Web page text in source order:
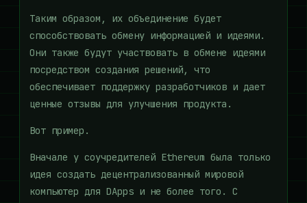
Таким образом, их объединение будет
способствовать обмену информацией и идеями.
Они также будут участвовать в обмене идеями
посредством создания решений, что
обеспечивает поддержку разработчиков и дает
ценные отзывы для улучшения продукта.
Вот пример.
Вначале у соучредителей Ethereum была только
идея создать децентрализованный мировой
компьютер для DApps и не более того. С